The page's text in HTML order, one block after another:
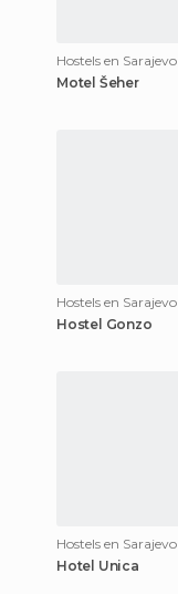
Hostels en Sarajevo
Motel Šeher
Hostels en Sarajevo
Hostel Gonzo
Hostels en Sarajevo
Hotel Unica